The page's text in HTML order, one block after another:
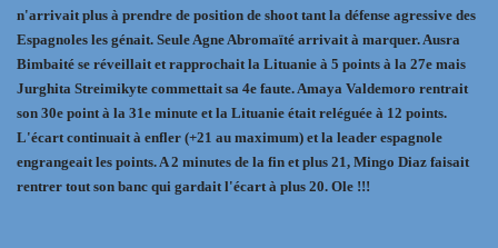
n'arrivait plus à prendre de position de shoot tant la défense agressive des
Espagnoles les génait. Seule Agne Abromaïté arrivait à marquer. Ausra
Bimbaité se réveillait et rapprochait la Lituanie à 5 points à la 27e mais
Jurghita Streimikyte commettait sa 4e faute. Amaya Valdemoro rentrait
son 30e point à la 31e minute et la Lituanie était reléguée à 12 points.
L'écart continuait à enfler (+21 au maximum) et la leader espagnole
engrangeait les points. A 2 minutes de la fin et plus 21, Mingo Diaz faisait
rentrer tout son banc qui gardait l'écart à plus 20. Ole !!!